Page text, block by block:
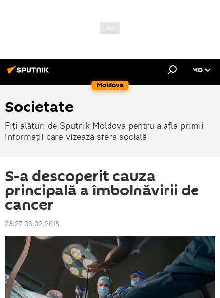
Moldova
MD
Societate
Fiți alături de Sputnik Moldova pentru a afla primii
informații care vizează sfera socială
S-a descoperit cauza
principală a îmbolnăvirii de
cancer
23:27 06.02.2018